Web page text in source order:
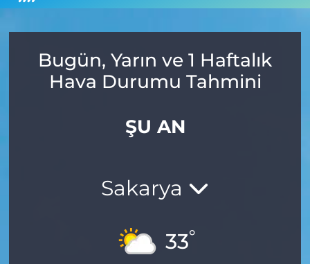
Bugün, Yarın ve 1 Haftalık
Hava Durumu Tahmini
ŞU AN
Sakarya
33°